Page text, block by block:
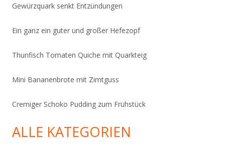
Gewürzquark senkt Entzündungen
Ein ganz ein guter und großer Hefezopf
Thunfisch Tomaten Quiche mit Quarkteig
Mini Bananenbrote mit Zimtguss
Cremiger Schoko Pudding zum Frühstück
ALLE KATEGORIEN